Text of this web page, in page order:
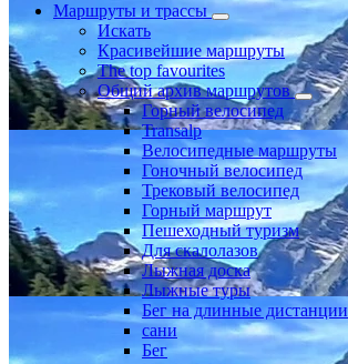
Маршруты и трассы
Искать
Красивейшие маршруты
The top favourites
Общий архив маршрутов
Горный велосипед
Transalp
Велосипедные маршруты
Гоночный велосипед
Трековый велосипед
Горный маршрут
Пешеходный туризм
Для скалолазов
Лыжная доска
Лыжные туры
Бег на длинные дистанции
сани
Бег